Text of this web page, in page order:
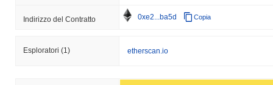
Indirizzo del Contratto 0xe2...ba5d Copia
Esploratori (1) etherscan.io